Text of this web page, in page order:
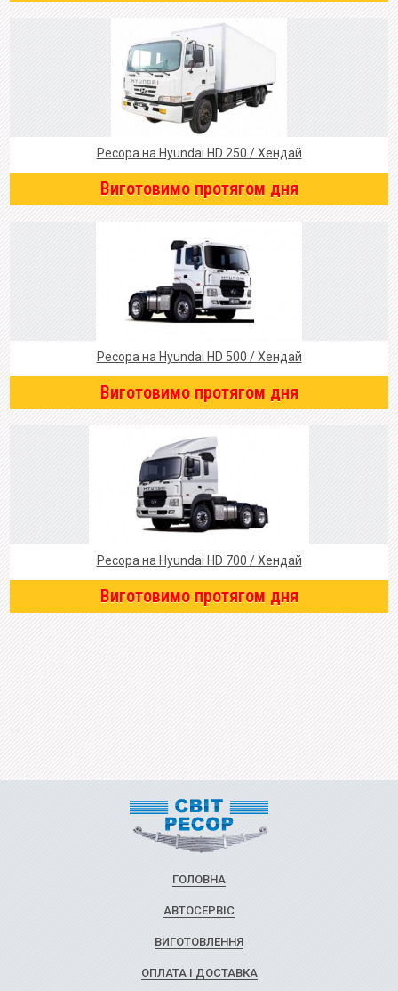
Ресора на Hyundai HD 250 / Хендай
Виготовимо протягом дня
Ресора на Hyundai HD 500 / Хендай
Виготовимо протягом дня
Ресора на Hyundai HD 700 / Хендай
Виготовимо протягом дня
ГОЛОВНА
АВТОСЕРВІС
ВИГОТОВЛЕННЯ
ОПЛАТА І ДОСТАВКА